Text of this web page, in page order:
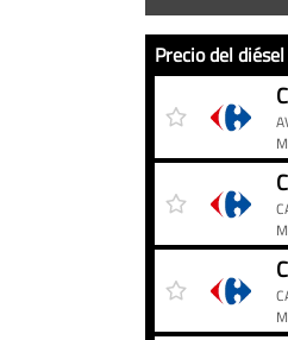
Precio del
del
Carrefour
capital